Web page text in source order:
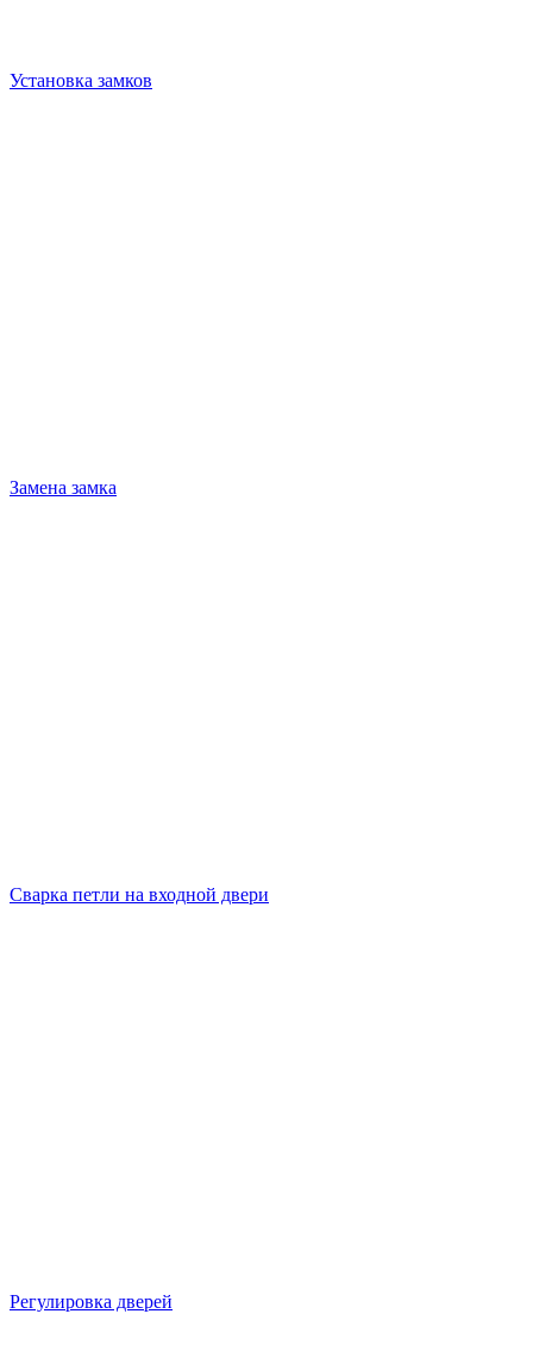
Установка замков
Замена замка
Сварка петли на входной двери
Регулировка дверей